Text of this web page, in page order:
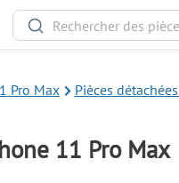
Pro Max Pièces
11 Pro Max